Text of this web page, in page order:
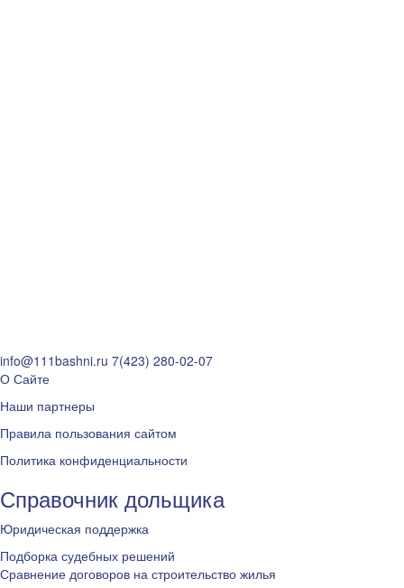
info@111bashni.ru 7(423) 280-02-07
О Сайте
Наши партнеры
Правила пользования сайтом
Политика конфиденциальности
Справочник дольщика
Юридическая поддержка
Подборка судебных решений
Сравнение договоров на строительство жилья